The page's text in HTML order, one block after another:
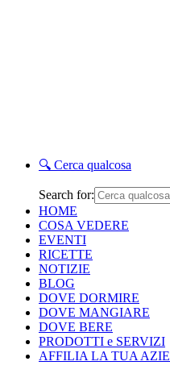
🔍 Cerca qualcosa
Search for:
HOME
COSA VEDERE
EVENTI
RICETTE
NOTIZIE
BLOG
DOVE DORMIRE
DOVE MANGIARE
DOVE BERE
PRODOTTI e SERVIZI
AFFILIA LA TUA